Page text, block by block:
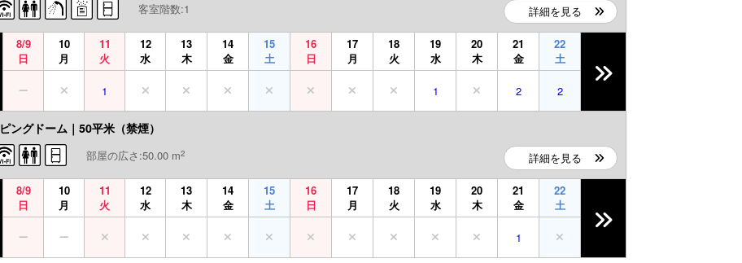
客室階数:1 詳細を見る
8/9
日
10
月
11
火
12
水
13
木
14
金
15
土
16
日
17
月
18
火
19
水
20
木
21
金
22
土
1 1 2 2
ングドーム｜50平米（禁煙）
部屋の広さ:50.00 m2 詳細を見る
8/9
日
10
月
11
火
12
水
13
木
14
金
15
土
16
日
17
月
18
火
19
水
20
木
21
金
22
土
1